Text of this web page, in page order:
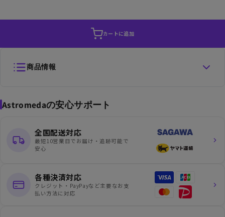
カートに追加
商品情報
Astromedaの安心サポート
全国配送対応
最短10営業日でお届け・追跡可能で
安心
各種決済対応
クレジット・PayPayなど主要なお支
払い方法に対応